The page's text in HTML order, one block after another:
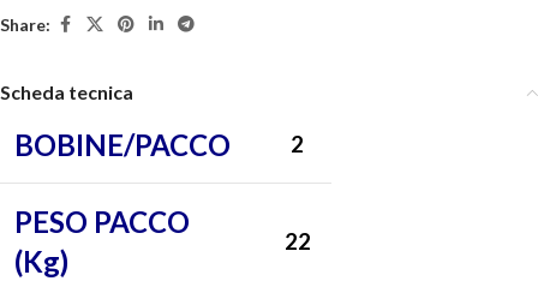
Share:
Scheda tecnica
BOBINE/PACCO 2
PESO PACCO
(Kg)
22